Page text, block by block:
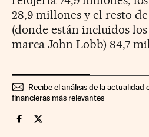
28,9 millones y el resto
(donde están incluidos
marca John Lobb) 84,7
Recibe el análisis de la actualidad
financieras más relevantes
Fortunas Cinco Días en Facebook
Fortunas Cinco Días en